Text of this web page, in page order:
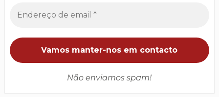
Não enviamos spam!